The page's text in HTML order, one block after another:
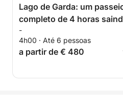
Lago de Garda: um
completo de 4 horas
Manerba
-
4h00 · Até 6 pessoas
a partir de € 480